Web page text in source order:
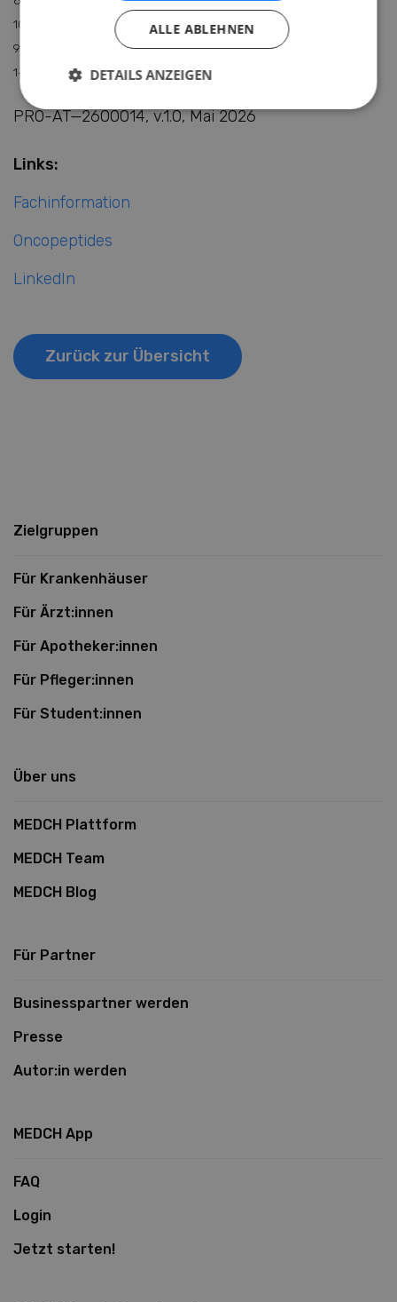
10-12 Apr 2025.
9 Mancuso K et al. 2026, European Journal of Haematology (2026):
1–9.
PRO-AT—2600014, v.1.0, Mai 2026
Links:
Fachinformation
Oncopeptides
LinkedIn
Zurück zur Übersicht
Zielgruppen
Für Krankenhäuser
Für Ärzt:innen
Für Apotheker:innen
Für Pfleger:innen
Für Student:innen
Über uns
MEDCH Plattform
MEDCH Team
MEDCH Blog
Für Partner
Businesspartner werden
Presse
Autor:in werden
MEDCH App
FAQ
Login
Jetzt starten!
ALLE ABLEHNEN
DETAILS ANZEIGEN